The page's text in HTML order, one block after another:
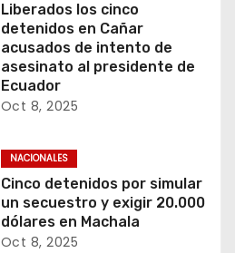
Liberados los cinco
detenidos en Cañar
acusados de intento de
asesinato al presidente de
Ecuador
Oct 8, 2025
NACIONALES
Cinco detenidos por simular
un secuestro y exigir 20.000
dólares en Machala
Oct 8, 2025